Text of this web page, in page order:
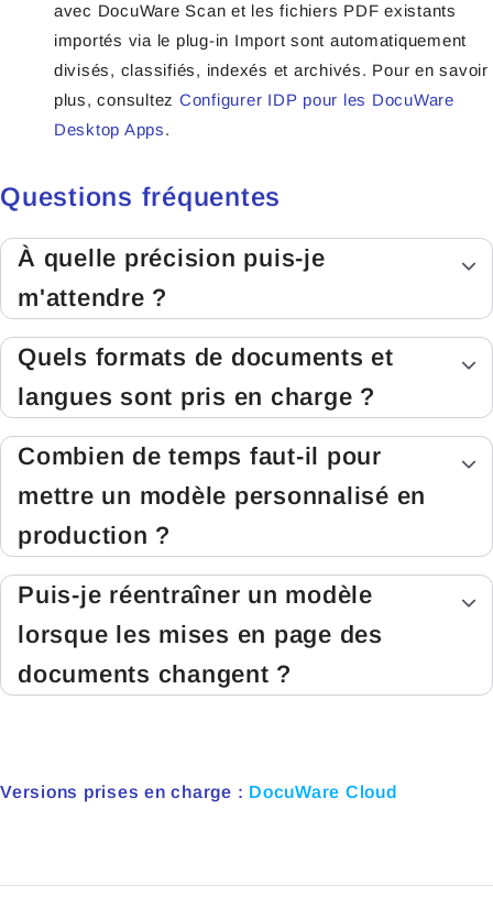
avec DocuWare Scan et les fichiers PDF existants
importés via le plug-in Import sont automatiquement
divisés, classifiés, indexés et archivés. Pour en savoir
plus, consultez Configurer IDP pour les DocuWare
Desktop Apps.
Questions fréquentes
À quelle précision puis-je
m'attendre ?
Quels formats de documents et
langues sont pris en charge ?
Combien de temps faut-il pour
mettre un modèle personnalisé en
production ?
Puis-je réentraîner un modèle
lorsque les mises en page des
documents changent ?
Versions prises en charge : DocuWare Cloud